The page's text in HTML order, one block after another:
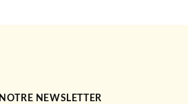
NEWSLETTER